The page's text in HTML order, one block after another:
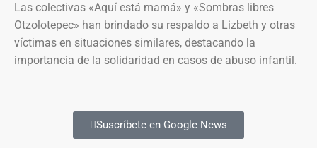
Las colectivas «Aquí está mamá» y «Sombras libres
Otzolotepec» han brindado su respaldo a Lizbeth y otras
víctimas en situaciones similares, destacando la
importancia de la solidaridad en casos de abuso infantil.
Suscríbete en Google News